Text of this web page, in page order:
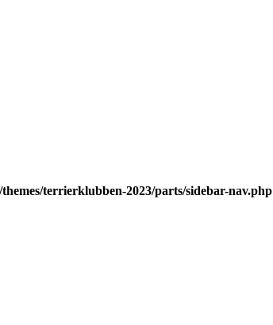
terrierklubben-2023/parts/sidebar-nav.php